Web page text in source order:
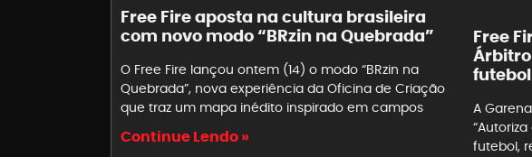
Free Fire aposta na cultura brasileira
com novo modo “BRzin na Quebrada”
O Free Fire lançou ontem (14) o modo “BRzin na
Quebrada”, nova experiência da Oficina de Criação
que traz um mapa inédito inspirado em campos
Continue Lendo »
Free
A
futebol,